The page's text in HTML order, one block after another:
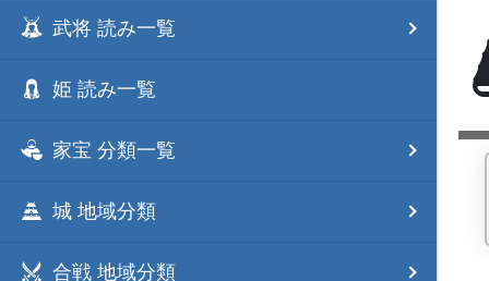
武将 読み一覧
姫 読み一覧
家宝 分類一覧
城 地域分類
合戦 地域分類